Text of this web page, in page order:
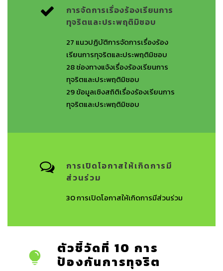
การจัดการเรื่องร้องเรียนการ
ทุจริตและประพฤติมิชอบ
27 แนวปฏิบัติการจัดการเรื่องร้อง
เรียนการทุจริตและประพฤติมิชอบ
28ช่องทางแจ้งเรื่องร้องเรียนการ
ทุจริตและประพฤติมิชอบ
29ข้อมูลเชิงสถิติเรื่องร้องเรียนการ
ทุจริตและประพฤติมิชอบ
การเปิดโอกาสให้เกิดการมี
ส่วนร่วม
30การเปิดโอกาสให้เกิดการมีส่วนร่วม
ตัวชี้วัดที่ 10 การ
ป้องกันการทุจริต